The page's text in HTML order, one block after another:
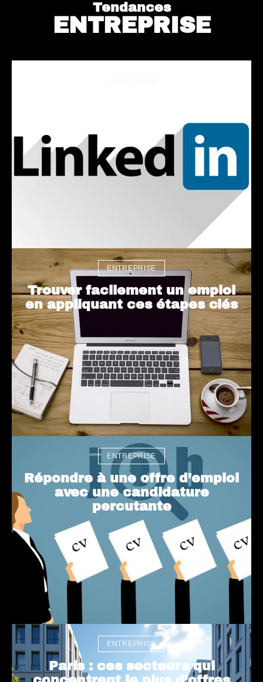
Tendances
ENTREPRISE
ENTREPRISE
Trouver facilement un emploi
en appliquant ces étapes clés
ENTREPRISE
Répondre à une offre d’emploi
avec une candidature
percutante
ENTREPRISE
Paris : ces secteurs qui